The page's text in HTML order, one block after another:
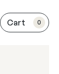
0